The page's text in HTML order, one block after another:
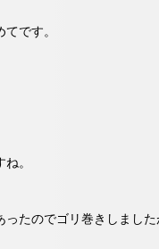
です。
。
たのでゴリ巻きしました